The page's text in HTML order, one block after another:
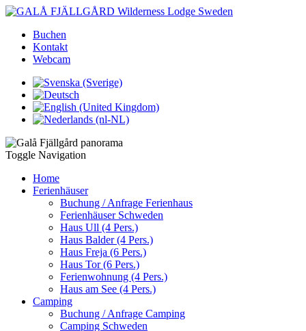
Buchen
Kontakt
Webcam
Toggle Navigation
Home
Ferienhäuser
Buchung / Anfrage Ferienhaus
Ferienhäuser Schweden
Haus Ull (4 Pers.)
Haus Balder (4 Pers.)
Haus Freja (6 Pers.)
Haus Tor (6 Pers.)
Ferienwohnung (4 Pers.)
Haus am See (4 Pers.)
Camping
Buchung / Anfrage Camping
Camping Schweden